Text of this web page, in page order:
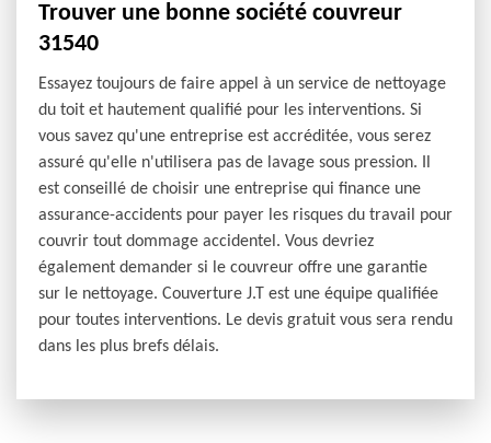
Trouver une bonne société couvreur
31540
Essayez toujours de faire appel à un service de nettoyage
du toit et hautement qualifié pour les interventions. Si
vous savez qu'une entreprise est accréditée, vous serez
assuré qu'elle n'utilisera pas de lavage sous pression. Il
est conseillé de choisir une entreprise qui finance une
assurance-accidents pour payer les risques du travail pour
couvrir tout dommage accidentel. Vous devriez
également demander si le couvreur offre une garantie
sur le nettoyage. Couverture J.T est une équipe qualifiée
pour toutes interventions. Le devis gratuit vous sera rendu
dans les plus brefs délais.